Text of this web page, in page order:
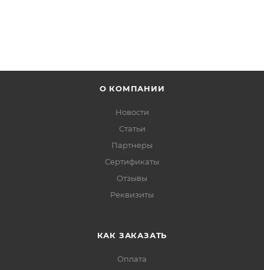
О КОМПАНИИ
Новости
Статьи
Партнеры
Сертификаты
Отзывы
Реквизиты
КАК ЗАКАЗАТЬ
Оплата